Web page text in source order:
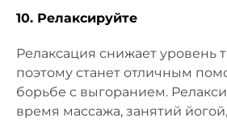
10. Релаксируйте
Релаксация снижает уровень
поэтому станет отличным
борьбе с выгоранием.
время массажа, занятий